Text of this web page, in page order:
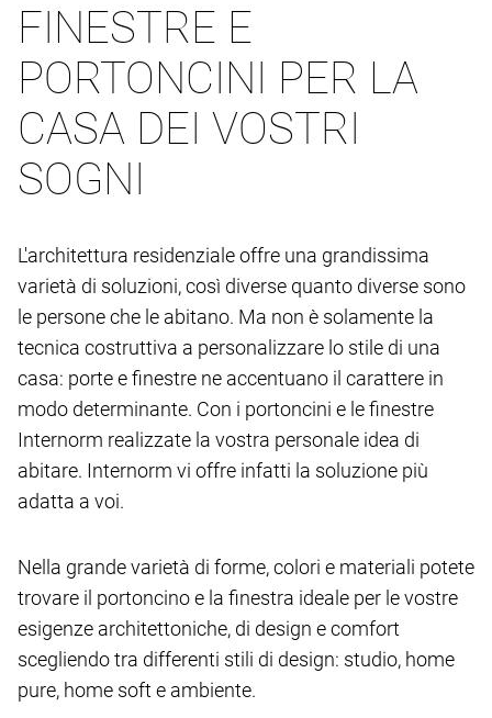
FINESTRE E
PORTONCINI PER LA
CASA DEI VOSTRI
SOGNI
L'architettura residenziale offre una grandissima
varietà di soluzioni, così diverse quanto diverse sono
le persone che le abitano. Ma non è solamente la
tecnica costruttiva a personalizzare lo stile di una
casa: porte e finestre ne accentuano il carattere in
modo determinante. Con i portoncini e le finestre
Internorm realizzate la vostra personale idea di
abitare. Internorm vi offre infatti la soluzione più
adatta a voi.
Nella grande varietà di forme, colori e materiali potete
trovare il portoncino e la finestra ideale per le vostre
esigenze architettoniche, di design e comfort
scegliendo tra differenti stili di design: studio, home
pure, home soft e ambiente.